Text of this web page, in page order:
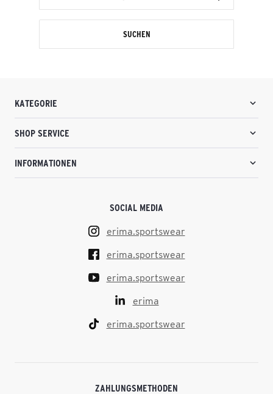
SUCHEN
KATEGORIE
SHOP SERVICE
INFORMATIONEN
SOCIAL MEDIA
erima.sportswear
erima.sportswear
erima.sportswear
erima
erima.sportswear
ZAHLUNGSMETHODEN